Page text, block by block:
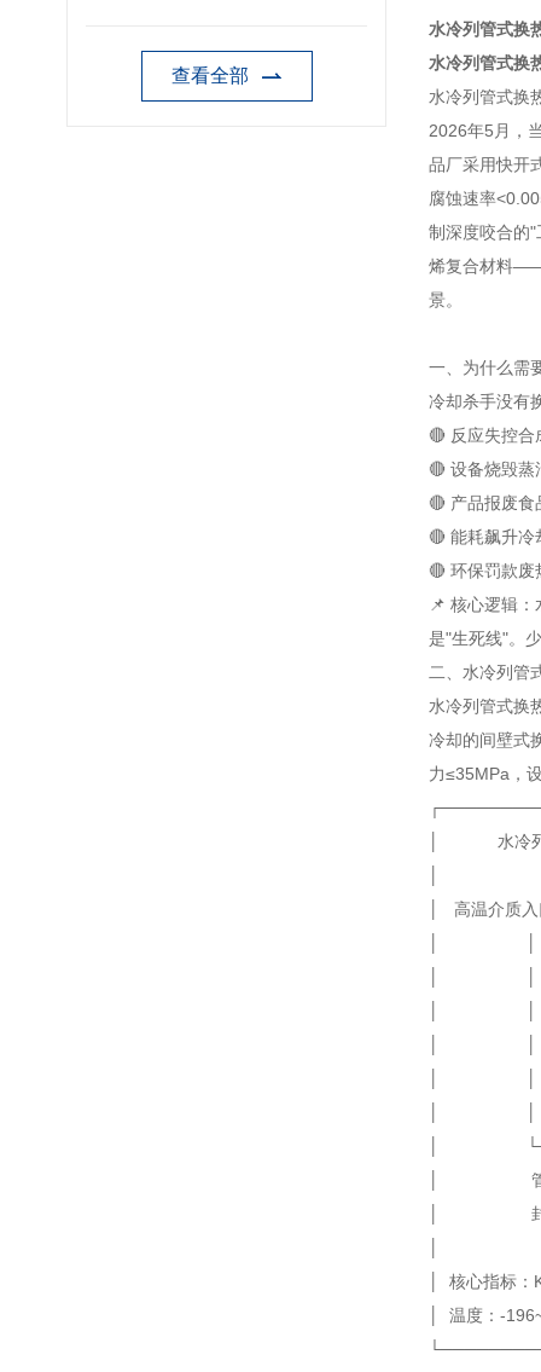
查看全部
水冷列管式换
水冷列管式换
水冷列管式换
2026年5月，
品厂采用快开
腐蚀速率
制深度咬合的
烯复合材料——
景。
一、为什么需
冷却杀手没有
🔴 反应失控合
🔴 设备烧毁蒸
🔴 产品报废食
🔴 能耗飙升冷
🔴 环保罚款废
📌 核心逻辑
是"生死线"。
二、水冷列
水冷列管式换
冷却的间壁式
力≤35MPa，
│ 水冷
│ 高温介
│
│ 管
│ 封
│ 核心指标
│ 温度：-